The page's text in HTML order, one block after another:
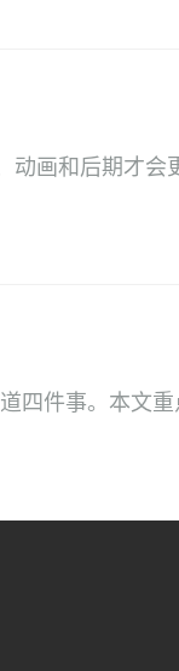
动画和后期才会
四件事。本文重